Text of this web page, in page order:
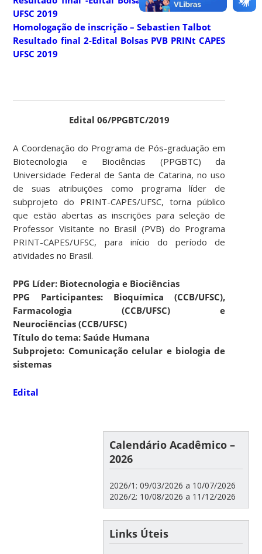
UFSC 2019
Homologação de inscrição – Sebastien Talbot
Resultado final 2-Edital Bolsas PVB PRINt CAPES
UFSC 2019
Edital 06/PPGBTC/2019
A Coordenação do Programa de Pós-graduação em
Biotecnologia e Biociências (PPGBTC) da
Universidade Federal de Santa de Catarina, no uso
de suas atribuições como programa líder de
subprojeto do PRINT-CAPES/UFSC, torna público
que estão abertas as inscrições para seleção de
Professor Visitante no Brasil (PVB) do Programa
PRINT-CAPES/UFSC, para início do período de
atividades no Brasil.
PPG Líder: Biotecnologia e Biociências
PPG Participantes: Bioquímica (CCB/UFSC),
Farmacologia (CCB/UFSC) e
Neurociências (CCB/UFSC)
Título do tema: Saúde Humana
Subprojeto: Comunicação celular e biologia de
sistemas
Edital
Calendário Acadêmico –
2026
2026/1: 09/03/2026 a 10/07/2026
2026/2: 10/08/2026 a 11/12/2026
Links Úteis